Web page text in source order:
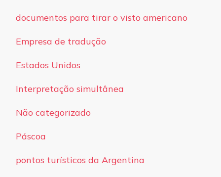
documentos para tirar o visto americano
Empresa de tradução
Estados Unidos
Interpretação simultânea
Não categorizado
Páscoa
pontos turísticos da Argentina